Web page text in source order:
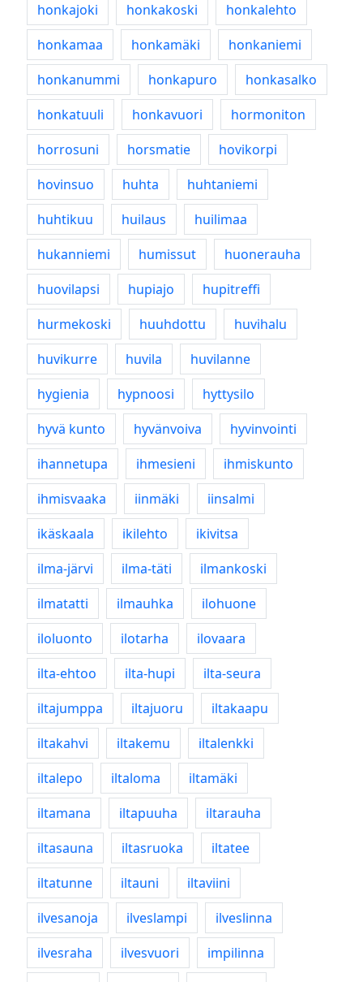
honkajoki
honkakoski
honkalehto
honkamaa
honkamäki
honkaniemi
honkanummi
honkapuro
honkasalko
honkatuuli
honkavuori
hormoniton
horrosuni
horsmatie
hovikorpi
hovinsuo
huhta
huhtaniemi
huhtikuu
huilaus
huilimaa
hukanniemi
humissut
huonerauha
huovilapsi
hupiajo
hupitreffi
hurmekoski
huuhdottu
huvihalu
huvikurre
huvila
huvilanne
hygienia
hypnoosi
hyttysilo
hyvä kunto
hyvänvoiva
hyvinvointi
ihannetupa
ihmesieni
ihmiskunto
ihmisvaaka
iinmäki
iinsalmi
ikäskaala
ikilehto
ikivitsa
ilma-järvi
ilma-täti
ilmankoski
ilmatatti
ilmauhka
ilohuone
iloluonto
ilotarha
ilovaara
ilta-ehtoo
ilta-hupi
ilta-seura
iltajumppa
iltajuoru
iltakaapu
iltakahvi
iltakemu
iltalenkki
iltalepo
iltaloma
iltamäki
iltamana
iltapuuha
iltarauha
iltasauna
iltasruoka
iltatee
iltatunne
iltauni
iltaviini
ilvesanoja
ilveslampi
ilveslinna
ilvesraha
ilvesvuori
impilinna